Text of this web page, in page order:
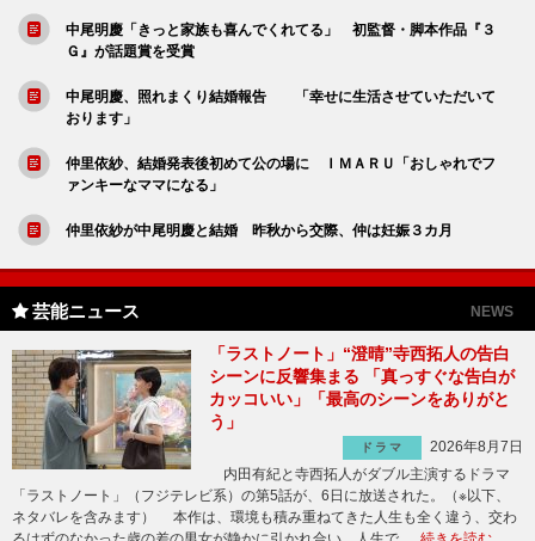
中尾明慶「きっと家族も喜んでくれてる」 初監督・脚本作品『３
Ｇ』が話題賞を受賞
中尾明慶、照れまくり結婚報告 「幸せに生活させていただいて
おります」
仲里依紗、結婚発表後初めて公の場に ＩＭＡＲＵ「おしゃれでフ
ァンキーなママになる」
仲里依紗が中尾明慶と結婚 昨秋から交際、仲は妊娠３カ月
芸能ニュース NEWS
「ラストノート」“澄晴”寺西拓人の告白
シーンに反響集まる 「真っすぐな告白が
カッコいい」「最高のシーンをありがと
う」
ドラマ
2026年8月7日
内田有紀と寺西拓人がダブル主演するドラマ
「ラストノート」（フジテレビ系）の第5話が、6日に放送された。（※以下、
ネタバレを含みます） 本作は、環境も積み重ねてきた人生も全く違う、交わ